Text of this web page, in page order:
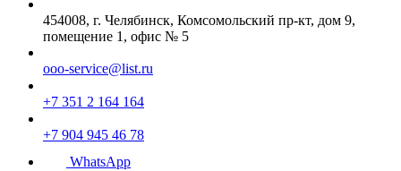
454008, г. Челябинск, Комсомольский пр-кт, дом 9,
помещение 1, офис № 5
ooo-service@list.ru
+7 351 2 164 164
+7 904 945 46 78
WhatsApp